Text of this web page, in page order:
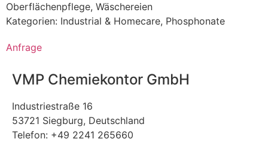
Oberflächenpflege, Wäschereien
Kategorien: Industrial & Homecare, Phosphonate
Anfrage
VMP Chemiekontor GmbH
Industriestraße 16
53721 Siegburg, Deutschland
Telefon: +49 2241 265660